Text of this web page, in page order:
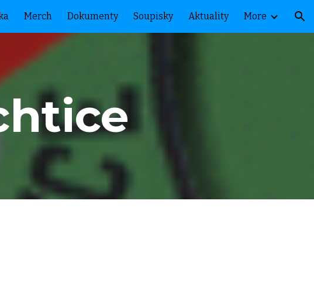
to navigation
Merch Dokumenty Soupisky Aktuality More